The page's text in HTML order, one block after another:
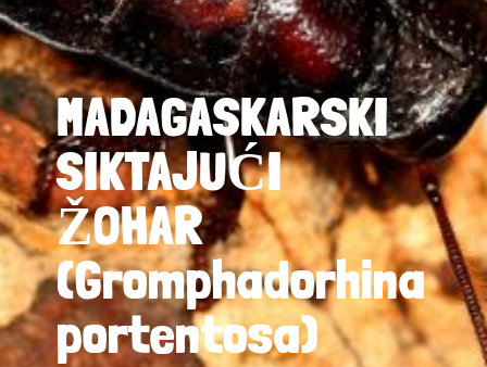
MADAGASKARSKI
SIKTAJUĆI
ŽOHAR
(Gromphadorhina
portentosa)